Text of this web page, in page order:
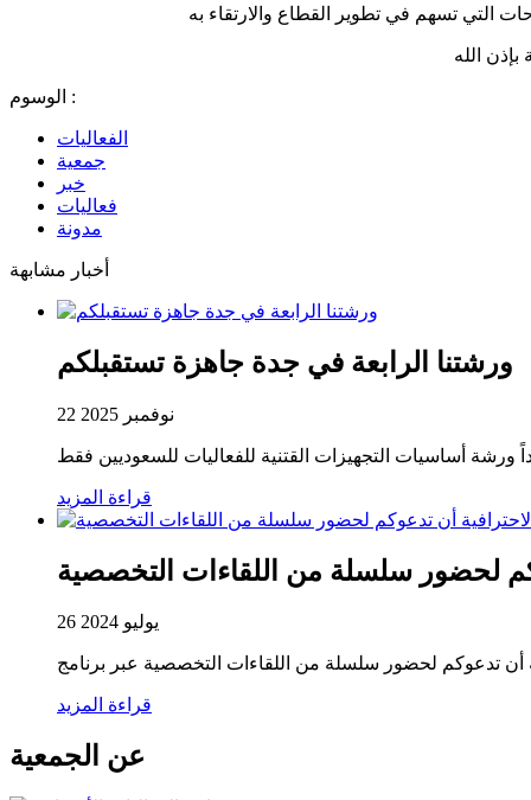
الله
الوسوم :
الفعاليات
جمعية
خبر
فعاليات
مدونة
أخبار مشابهة
ورشتنا الرابعة في جدة جاهزة تستقبلكم
22 نوفمبر 2025
ورشة أساسيات التجهيزات القتنية للفعاليات للسعوديين فقط
قراءة المزيد
لحضور سلسلة من اللقاءات التخصصية
26 يوليو 2024
قراءة المزيد
عن الجمعية